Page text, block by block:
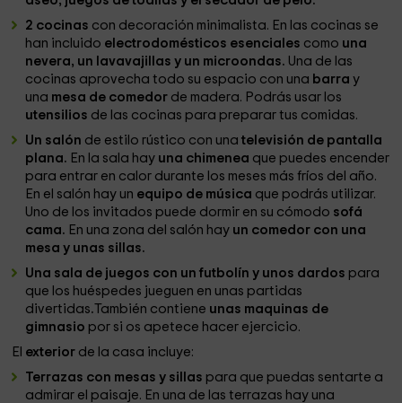
2 cocinas con decoración minimalista. En las cocinas se
han incluido electrodomésticos esenciales como una
nevera, un lavavajillas y un microondas. Una de las
cocinas aprovecha todo su espacio con una barray
una mesa de comedor de madera. Podrás usar los
utensilios de las cocinas para preparar tus comidas.
Un salón de estilo rústico con una televisión de pantalla
plana. En la sala hay una chimenea que puedes encender
para entrar en calor durante los meses más fríos del año.
En el salón hay un equipo de música que podrás utilizar.
Uno de los invitados puede dormir en su cómodo sofá
cama. En una zona del salón hay un comedor con una
mesa y unas sillas.
Una sala de juegos con un futbolín y unos dardos para
que los huéspedes jueguen en unas partidas
divertidas. También contiene unas maquinas de
gimnasio por si os apetece hacer ejercicio.
El exterior de la casa incluye:
Terrazas con mesas y sillas para que puedas sentarte a
admirar el paisaje. En una de las terrazas hay una